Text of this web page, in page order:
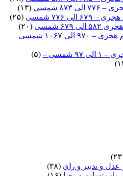
۸۷۳ شمسی
(۱۳)
الی ۷۷۶ شمسی
(۲۵)
۶۷۹ شمسی
(۲۰)
الی ۱۰۶۷ شمسی
۹۷ شمسی –
(۵)
عدل و تدبیر و رای (۳۸)